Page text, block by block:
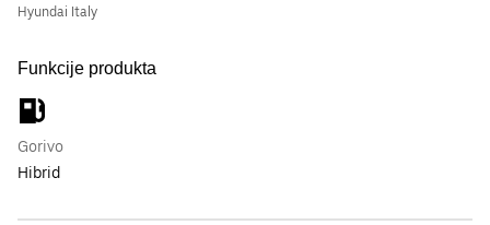
Hyundai Italy
Funkcije produkta
Gorivo
Hibrid